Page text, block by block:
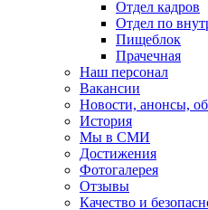
Отдел кадров
Отдел по
Пищеблок
Прачечная
Наш персонал
Вакансии
Новости, анонсы,
История
Мы в СМИ
Достижения
Фотогалерея
Отзывы
Качество и